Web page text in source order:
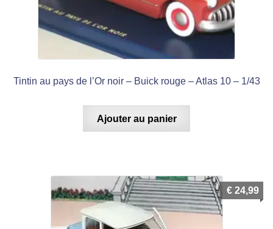
Tintin au pays de l’Or noir – Buick rouge – Atlas 10 – 1/43
Ajouter au panier
€ 24,99